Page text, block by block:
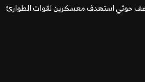
في قصف حوثي استهدف معسكرين لقوات الطوارئ